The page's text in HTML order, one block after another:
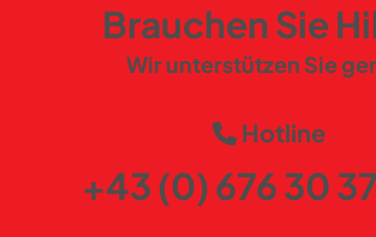
Brauchen Sie
Wir unterstützen Sie
Hotline
+43 (0) 676 30